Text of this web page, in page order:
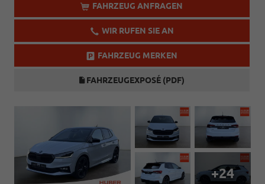
FAHRZEUG ANFRAGEN
WIR RUFEN SIE AN
FAHRZEUG MERKEN
FAHRZEUGEXPOSÉ (PDF)
+24